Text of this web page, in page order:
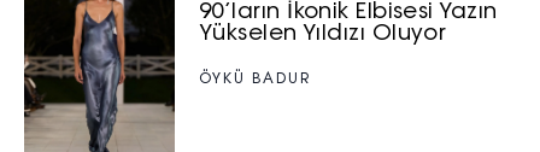
90’ların İkonik Elbisesi Yazın
Yükselen Yıldızı Oluyor
ÖYKÜ BADUR